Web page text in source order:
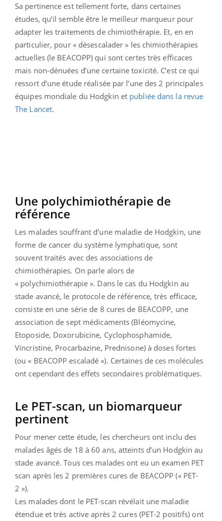
Sa pertinence est tellement forte, dans certaines
études, qu’il semble être le meilleur marqueur pour
adapter les traitements de chimiothérapie. Et, en en
particulier, pour « désescalader » les chimiothérapies
actuelles (le BEACOPP) qui sont certes très efficaces
mais non-dénuées d’une certaine toxicité. C’est ce qui
ressort d’une étude réalisée par l’une des 2 principales
équipes mondiale du Hodgkin et publiée dans la revue
The Lancet.
Une polychimiothérapie de
référence
Les malades souffrant d’une maladie de Hodgkin, une
forme de cancer du système lymphatique, sont
souvent traités avec des associations de
chimiothérapies. On parle alors de
« polychimiothérapie ». Dans le cas du Hodgkin au
stade avancé, le protocole de référence, très efficace,
consiste en une série de 8 cures de BEACOPP, une
association de sept médicaments (Bléomycine,
Etoposide, Doxorubicine, Cyclophosphamide,
Vincristine, Procarbazine, Prednisone) à doses fortes
(ou « BEACOPP escaladé »). Certaines de ces molécules
ont cependant des effets secondaires problématiques.
Le PET-scan, un biomarqueur
pertinent
Pour mener cette étude, les chercheurs ont inclu des
malades âgés de 18 à 60 ans, atteints d’un Hodgkin au
stade avancé. Tous ces malades ont eu un examen PET
scan après les 2 premières cures de BEACOPP (« PET-
2 »).
Les malades dont le PET-scan révélait une maladie
étendue et très active après 2 cures (PET-2 positifs) ont